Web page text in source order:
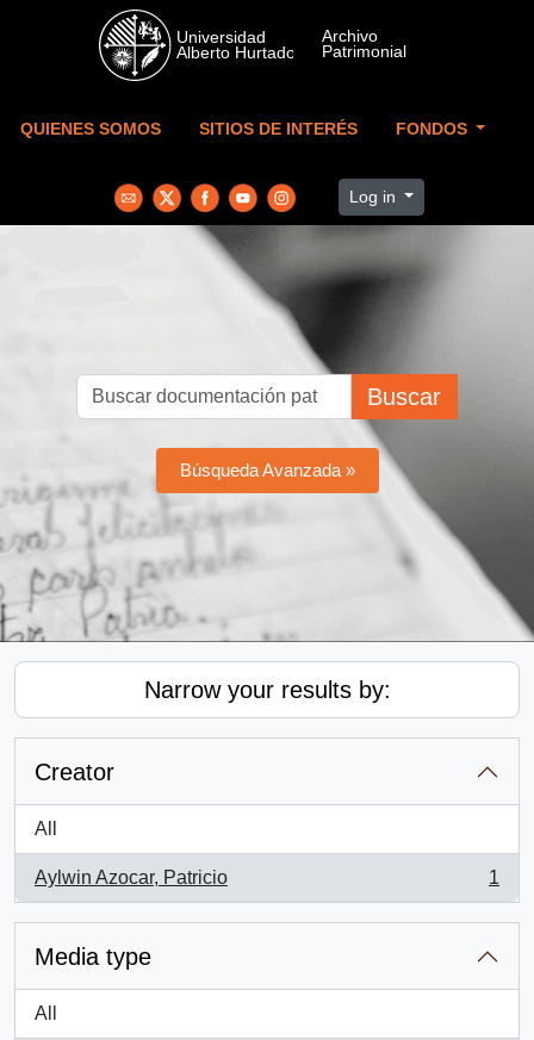
Skip to main content
QUIENES SOMOS SITIOS DE INTERÉS FONDOS
Log in
Buscar
Búsqueda Avanzada »
Narrow your results by:
Creator
All
Aylwin Azocar, Patricio
, 1 results
1
Media type
All